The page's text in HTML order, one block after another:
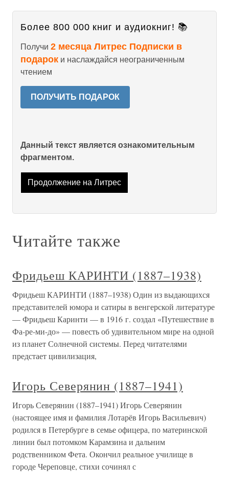
Более 800 000 книг и аудиокниг! 📚
Получи 2 месяца Литрес Подписки в
подарок и наслаждайся неограниченным
чтением
ПОЛУЧИТЬ ПОДАРОК
Данный текст является ознакомительным
фрагментом.
Продолжение на Литрес
Читайте также
Фридьеш КАРИНТИ (1887–1938)
Фридьеш КАРИНТИ (1887–1938) Один из выдающихся
представителей юмора и сатиры в венгерской литературе
— Фридьеш Каринти — в 1916 г. создал «Путешествие в
Фа-ре-ми-до» — повесть об удивительном мире на одной
из планет Солнечной системы. Перед читателями
предстает цивилизация,
Игорь Северянин (1887–1941)
Игорь Северянин (1887–1941) Игорь Северянин
(настоящее имя и фамилия Лотарёв Игорь Васильевич)
родился в Петербурге в семье офицера, по материнской
линии был потомком Карамзина и дальним
родственником Фета. Окончил реальное училище в
городе Череповце, стихи сочинял с